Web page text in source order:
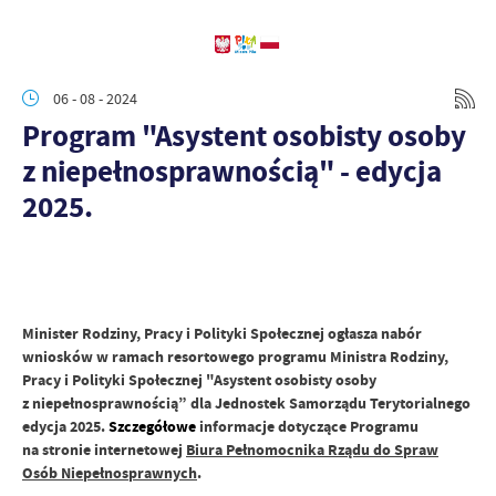
06 - 08 - 2024
Program "Asystent osobisty osoby
z niepełnosprawnością" - edycja
2025.
Minister Rodziny, Pracy i Polityki Społecznej ogłasza nabór
wniosków w ramach resortowego programu Ministra Rodziny,
Pracy i Polityki Społecznej "Asystent osobisty osoby
z niepełnosprawnością” dla Jednostek Samorządu Terytorialnego
edycja 2025.Szczegółowe informacje dotyczące Programu
na stronie internetowej Biura Pełnomocnika Rządu do Spraw
Osób Niepełnosprawnych.